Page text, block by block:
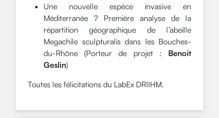
Une nouvelle espèce invasive en
Méditerranée ? Première analyse de la
répartition géographique de l’abeille
Megachile sculpturalis dans les Bouches-
du-Rhône (Porteur de projet : Benoit
Geslin)
Toutes les félicitations du LabEx DRIIHM.